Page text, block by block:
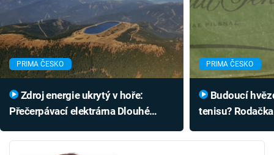
PRIMA ČESKO
Přečerpávací elektrárna Dlouhé
PRIMA ČESKO
tenisu?